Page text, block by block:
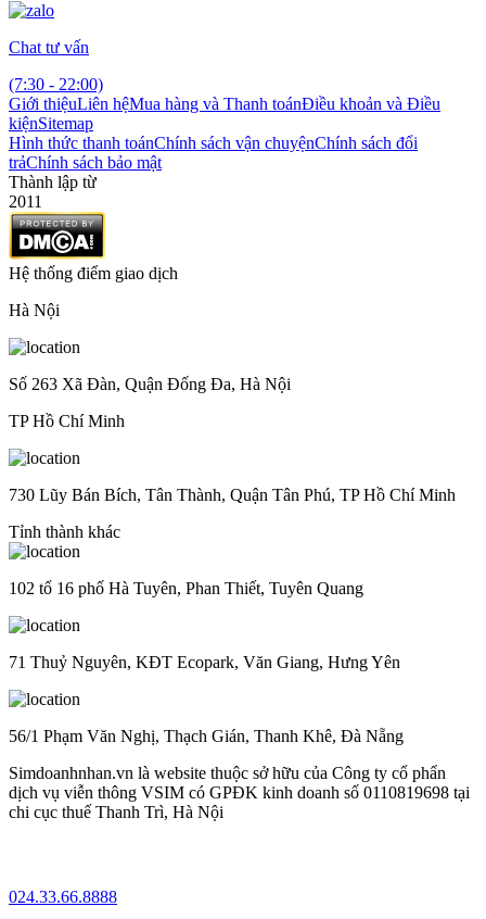
Chat tư vấn
(7:30 - 22:00)
Giới thiệuLiên hệMua hàng và Thanh toánĐiều khoản và Điều
kiệnSitemap
Hình thức thanh toánChính sách vận chuyệnChính sách đổi
trảChính sách bảo mật
Thành lập từ
2011
Hệ thống điểm giao dịch
Hà Nội
Số 263 Xã Đàn, Quận Đống Đa, Hà Nội
TP Hồ Chí Minh
730 Lũy Bán Bích, Tân Thành, Quận Tân Phú, TP Hồ Chí Minh
Tỉnh thành khác
102 tổ 16 phố Hà Tuyên, Phan Thiết, Tuyên Quang
71 Thuỷ Nguyên, KĐT Ecopark, Văn Giang, Hưng Yên
56/1 Phạm Văn Nghị, Thạch Gián, Thanh Khê, Đà Nẵng
Simdoanhnhan.vn là website thuộc sở hữu của Công ty cổ phẩn
dịch vụ viễn thông VSIM có GPĐK kinh doanh số 0110819698 tại
chi cục thuế Thanh Trì, Hà Nội
024.33.66.8888